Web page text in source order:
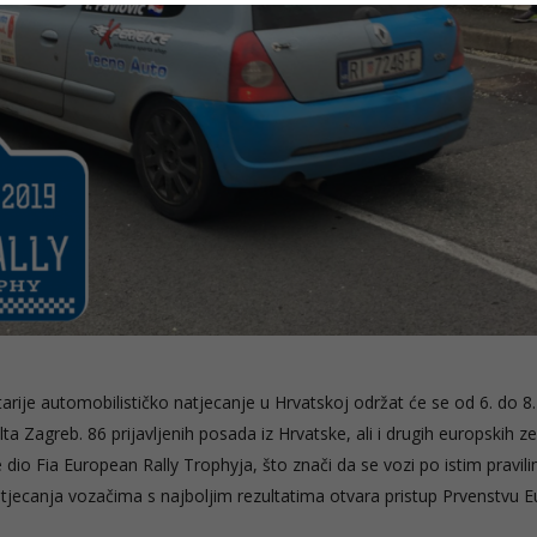
automobilističko natjecanje u Hrvatskoj održat će se od 6. do
Zagreb. 86 prijavljenih posada iz Hrvatske, ali i drugih europskih
Fia European Rally Trophyja, što znači da se vozi po istim
vozačima s najboljim rezultatima otvara pristup Prvenstvu